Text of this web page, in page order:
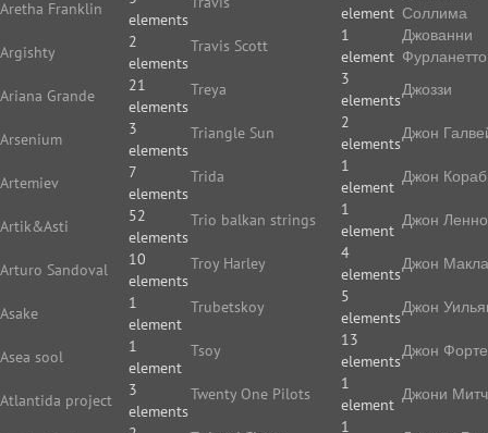
Aretha Franklin
elements
Argishty
2
elements
Ariana Grande
21
elements
Arsenium
3
elements
Artemiev
7
elements
Artik&Asti
52
elements
Arturo Sandoval
10
elements
Asake
1
element
Asea sool
1
element
Atlantida project
3
elements
element
Travis Scott
1
element
Treya
3
elements
Triangle Sun
2
elements
Trida
1
element
Trio balkan strings
1
element
Troy Harley
4
elements
Trubetskoy
5
elements
Tsoy
13
elements
Twenty One Pilots
1
element
1
Соллима
Джованни
Фурланетто
Джоззи
Джон
Джон
Джон
Джон
Джон
Джон Форте
Джони